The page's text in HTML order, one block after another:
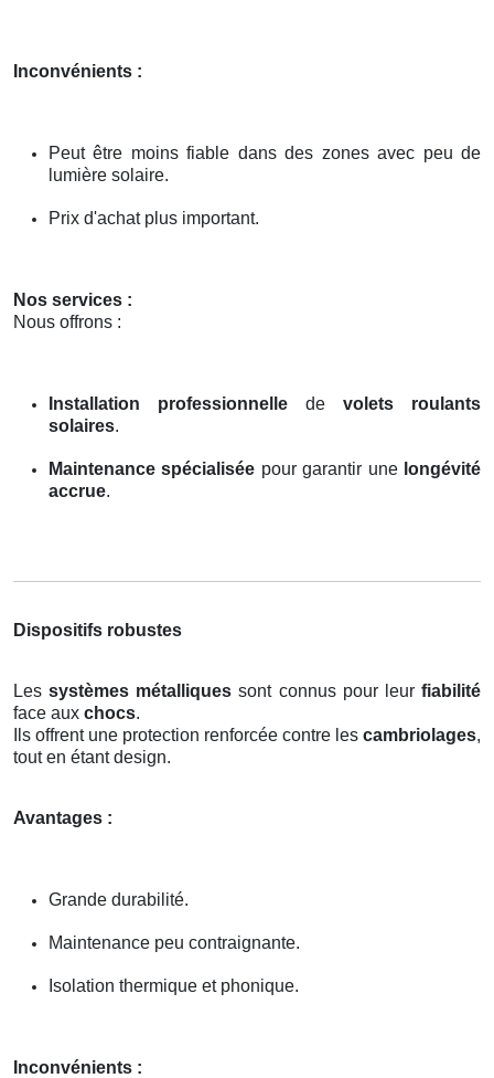
Inconvénients :
Peut être moins fiable dans des zones avec peu de
lumière solaire.
Prix d'achat plus important.
Nos services :
Nous offrons :
Installation professionnelle de volets roulants
solaires.
Maintenance spécialisée pour garantir une longévité
accrue.
Dispositifs robustes
Lessystèmes métalliques sont connus pour leurfiabilité
face aux chocs.
Ils offrent une protection renforcée contre les cambriolages,
tout en étant design.
Avantages :
Grande durabilité.
Maintenance peu contraignante.
Isolation thermique et phonique.
Inconvénients :